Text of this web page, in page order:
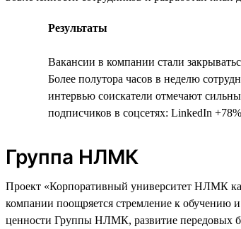
Результаты
Вакансии в компании стали
Более полутора часов в неделю
интервью соискатели отмечают
подписчиков в соцсетях: LinkedIn
Группа НЛМК
Проект «Корпоративный университет НЛМК
компании поощряется стремление к обучению
ценности Группы НЛМК, развитие передовых